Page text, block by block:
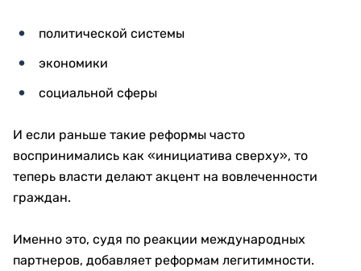
политической системы
экономики
социальной сферы
И если раньше такие реформы часто
воспринимались как «инициатива сверху», то
теперь власти делают акцент на вовлеченности
граждан.
Именно это, судя по реакции международных
партнеров, добавляет реформам легитимности.